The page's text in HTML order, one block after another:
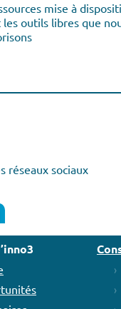
mise à
outils libres que
réseaux sociaux